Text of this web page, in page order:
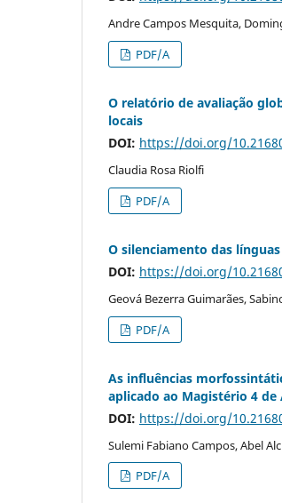
Andre Campos Mesquita,
PDF/A
O relatório de avaliação
locais
DOI: https://doi.org/
Claudia Rosa Riolfi
PDF/A
O silenciamento das
DOI: https://doi.org/
Geová Bezerra Guimarães,
PDF/A
As influências
aplicado ao Magistério 4
DOI: https://doi.org/
Sulemi Fabiano Campos, Abel
PDF/A